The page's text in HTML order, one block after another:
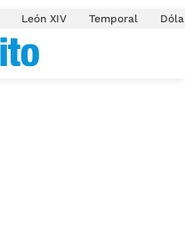
León XIV Temporal